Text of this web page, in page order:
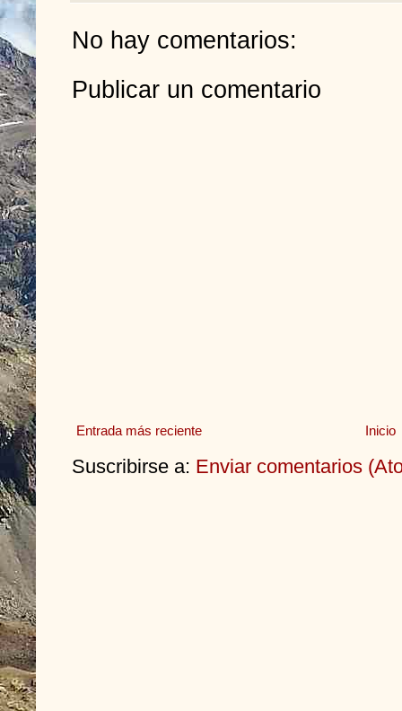
No hay comentarios:
Publicar un comentario
Entrada más reciente Inicio
Suscribirse a: Enviar comentarios